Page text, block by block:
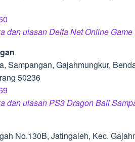
dan ulasan Delta Net Online Game
Sampangan, Gajahmungkur,
50236
dan ulasan PS3 Dragon Ball
No.130B, Jatingaleh, Kec.